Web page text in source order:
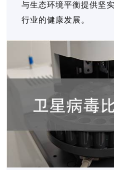
与生态环境平衡提供坚
行业的健康发展。